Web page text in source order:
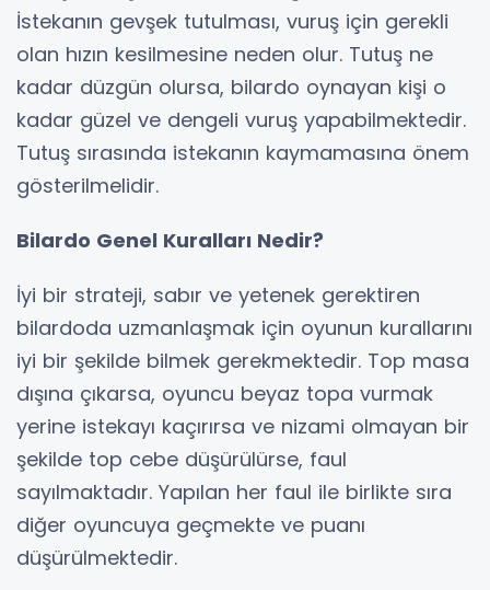
İstekanın gevşek tutulması, vuruş için gerekli
olan hızın kesilmesine neden olur. Tutuş ne
kadar düzgün olursa, bilardo oynayan kişi o
kadar güzel ve dengeli vuruş yapabilmektedir.
Tutuş sırasında istekanın kaymamasına önem
gösterilmelidir.
Bilardo Genel Kuralları Nedir?
İyi bir strateji, sabır ve yetenek gerektiren
bilardoda uzmanlaşmak için oyunun kurallarını
iyi bir şekilde bilmek gerekmektedir. Top masa
dışına çıkarsa, oyuncu beyaz topa vurmak
yerine istekayı kaçırırsa ve nizami olmayan bir
şekilde top cebe düşürülürse, faul
sayılmaktadır. Yapılan her faul ile birlikte sıra
diğer oyuncuya geçmekte ve puanı
düşürülmektedir.